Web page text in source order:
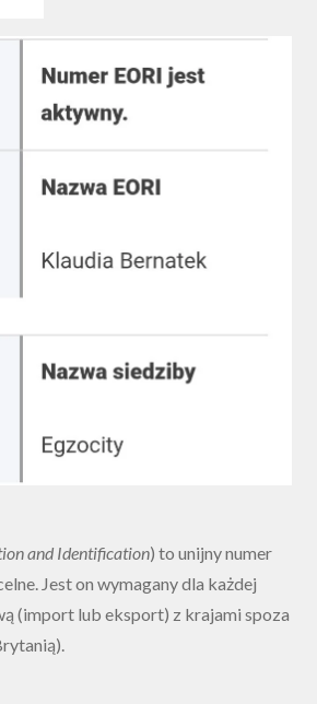
and Identification) to unijny numer
Jest on wymagany dla każdej
(import lub eksport) z krajami spoza